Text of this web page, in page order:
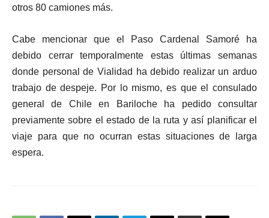
otros 80 camiones más.
Cabe mencionar que el Paso Cardenal Samoré ha
debido cerrar temporalmente estas últimas semanas
donde personal de Vialidad ha debido realizar un arduo
trabajo de despeje. Por lo mismo, es que el consulado
general de Chile en Bariloche ha pedido consultar
previamente sobre el estado de la ruta y así planificar el
viaje para que no ocurran estas situaciones de larga
espera.